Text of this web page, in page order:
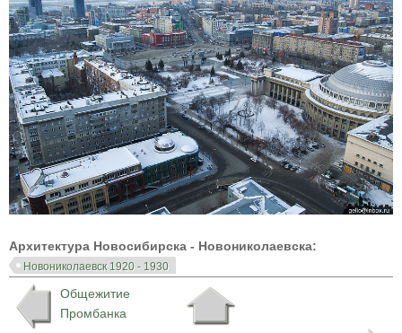
Архитектура Новосибирска - Новониколаевска:
Новониколаевск 1920 - 1930
Общежитие
Промбанка